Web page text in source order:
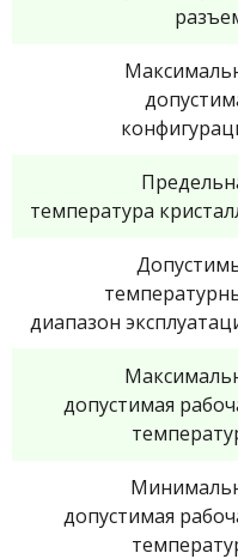
температура
диапазон
допустимая
допустимая